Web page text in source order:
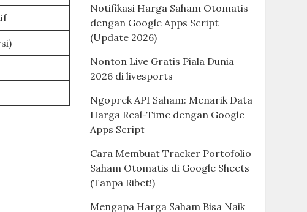
Notifikasi Harga Saham Otomatis
dengan Google Apps Script
(Update 2026)
Nonton Live Gratis Piala Dunia
2026 di livesports
Ngoprek API Saham: Menarik Data
Harga Real-Time dengan Google
Apps Script
Cara Membuat Tracker Portofolio
Saham Otomatis di Google Sheets
(Tanpa Ribet!)
Mengapa Harga Saham Bisa Naik